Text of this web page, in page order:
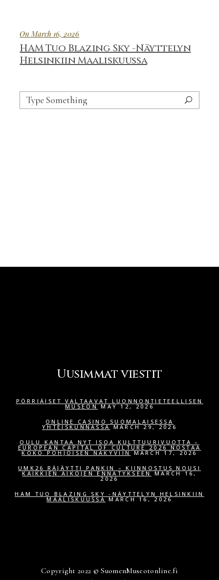
On March 16, 2026
HAM Tuo Blazing Sky -Näyttelyn
Helsinkiin Maaliskuussa
Search
for:
Uusimmat viestit
PÖRRIÄISET VALTAAVAT LUONNONTIETEELLISEN
MUSEON MAY 12, 2026
ONLINE CASINO SUOMALAISESSA
YHTEISKUNNASSA MARCH 29, 2026
OULU KANTAA NYT ISOA KULTTUURIVUOTTA –
EUROPEAN CAPITAL OF CULTURE 2026 NOSTAA
KOKO POHJOISEN NÄKYVIIN MARCH 17, 2026
UMK26 RÄJÄYTTI PANKIN – KIINNOSTUS NOUSI
KAIKKIEN AIKOJEN ENNÄTYKSEEN MARCH 16,
2026
HAM TUO BLAZING SKY -NÄYTTELYN HELSINKIIN
MAALISKUUSSA MARCH 16, 2026
Copyright 2022 © SuomenMuseotonline.fi